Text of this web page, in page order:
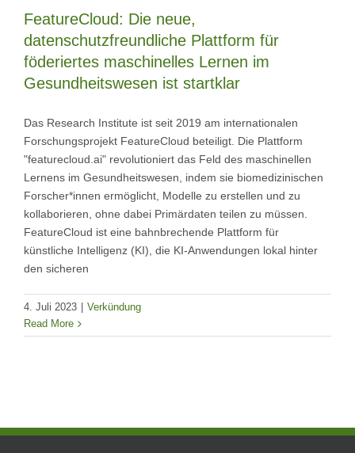
FeatureCloud: Die neue,
datenschutzfreundliche Plattform für
föderiertes maschinelles Lernen im
Gesundheitswesen ist startklar
Das Research Institute ist seit 2019 am internationalen
Forschungsprojekt FeatureCloud beteiligt. Die Plattform
"featurecloud.ai" revolutioniert das Feld des maschinellen
Lernens im Gesundheitswesen, indem sie biomedizinischen
Forscher*innen ermöglicht, Modelle zu erstellen und zu
kollaborieren, ohne dabei Primärdaten teilen zu müssen.
FeatureCloud ist eine bahnbrechende Plattform für
künstliche Intelligenz (KI), die KI-Anwendungen lokal hinter
den sicheren
4. Juli 2023
Verkündung
Read More